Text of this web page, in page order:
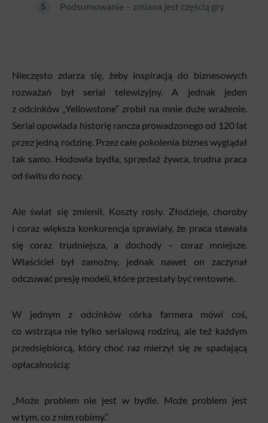
Podsumowanie – zmiana jest częścią gry
Nieczęsto zdarza się, żeby inspiracją do biznesowych
rozważań był serial telewizyjny. A jednak jeden
z odcinków „Yellowstone” zrobił na mnie duże wrażenie.
Serial opowiada historię rancza prowadzonego od 120 lat
przez jedną rodzinę. Przez całe pokolenia biznes wyglądał
tak samo. Hodowla bydła, sprzedaż żywca, trudna praca
od świtu do nocy.
Ale świat się zmienił. Koszty rosły. Złodzieje, choroby
i coraz większa konkurencja sprawiały, że praca stawała
się coraz trudniejsza, a dochody – coraz mniejsze.
Właściciel był zamożny, jednak nawet on zaczynał
odczuwać presję modeli, które przestały być rentowne.
W jednym z odcinków córka farmera mówi coś,
co wstrząsa nie tylko serialową rodziną, ale też każdym
przedsiębiorcą, który choć raz mierzył się ze spadającą
opłacalnością:
„Może problem nie jest w bydle. Może problem jest
w tym, co z nim robimy.”